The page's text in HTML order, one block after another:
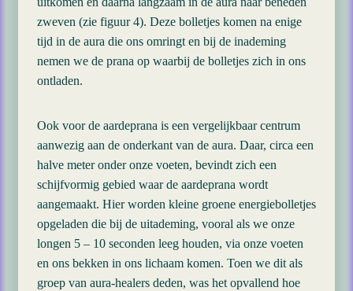
zweven (zie figuur 4). Deze bolletjes komen na enige
tijd in de aura die ons omringt en bij de inademing
nemen we de prana op waarbij de bolletjes zich in ons
ontladen.
Ook voor de aardeprana is een vergelijkbaar centrum
aanwezig aan de onderkant van de aura. Daar, circa een
halve meter onder onze voeten, bevindt zich een
schijfvormig gebied waar de aardeprana wordt
aangemaakt. Hier worden kleine groene energiebolletjes
opgeladen die bij de uitademing, vooral als we onze
longen 5 – 10 seconden leeg houden, via onze voeten
en ons bekken in ons lichaam komen. Toen we dit als
groep van aura-healers deden, was het opvallend hoe